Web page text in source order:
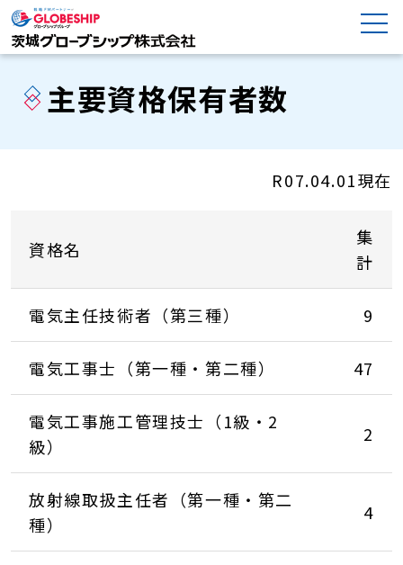
主要資格保有者数
R07.04.01現在
資格名
集
計
電気主任技術者（第三種） 9
電気工事士（第一種・第二種） 47
電気工事施工管理技士（1級・2
級）
2
放射線取扱主任者（第一種・第二
種）
4